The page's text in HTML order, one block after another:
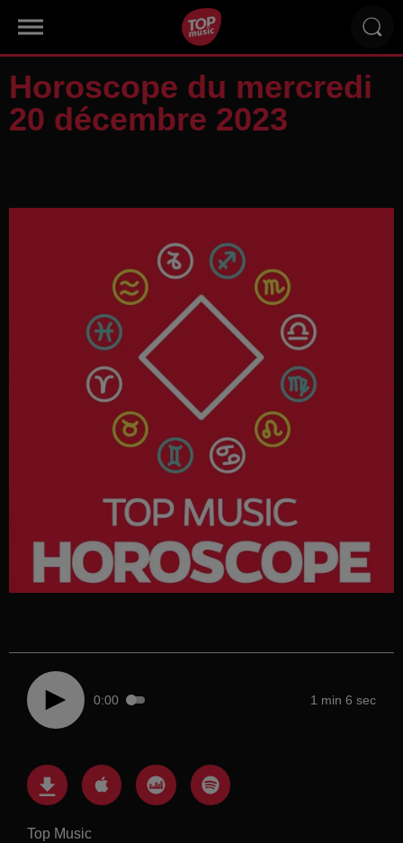
Horoscope du mercredi
20 décembre 2023
0:00 1 min 6 sec
Top Music